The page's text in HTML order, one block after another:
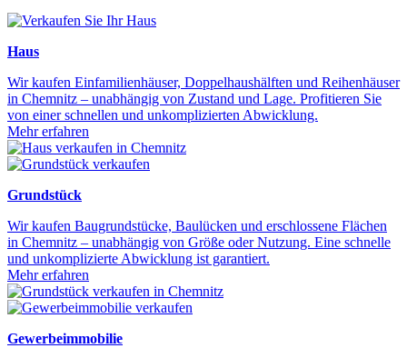
Haus
Wir kaufen Einfamilienhäuser, Doppelhaushälften und Reihenhäuser
in Chemnitz – unabhängig von Zustand und Lage. Profitieren Sie
von einer schnellen und unkomplizierten Abwicklung.
Mehr erfahren
Grundstück
Wir kaufen Baugrundstücke, Baulücken und erschlossene Flächen
in Chemnitz – unabhängig von Größe oder Nutzung. Eine schnelle
und unkomplizierte Abwicklung ist garantiert.
Mehr erfahren
Gewerbeimmobilie